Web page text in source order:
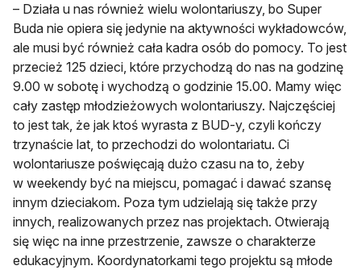
– Działa u nas również wielu wolontariuszy, bo Super
Buda nie opiera się jedynie na aktywności wykładowców,
ale musi być również cała kadra osób do pomocy. To jest
przecież 125 dzieci, które przychodzą do nas na godzinę
9.00 w sobotę i wychodzą o godzinie 15.00. Mamy więc
cały zastęp młodzieżowych wolontariuszy. Najczęściej
to jest tak, że jak ktoś wyrasta z BUD-y, czyli kończy
trzynaście lat, to przechodzi do wolontariatu. Ci
wolontariusze poświęcają dużo czasu na to, żeby
w weekendy być na miejscu, pomagać i dawać szansę
innym dzieciakom. Poza tym udzielają się także przy
innych, realizowanych przez nas projektach. Otwierają
się więc na inne przestrzenie, zawsze o charakterze
edukacyjnym. Koordynatorkami tego projektu są młode